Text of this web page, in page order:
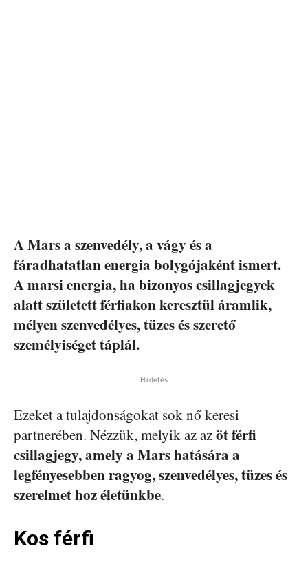
A Mars a szenvedély, a vágy és a
fáradhatatlan energia bolygójaként ismert.
A marsi energia, ha bizonyos csillagjegyek
alatt született férfiakon keresztül áramlik,
mélyen szenvedélyes, tüzes és szerető
személyiséget táplál.
Hirdetés
Ezeket a tulajdonságokat sok nő keresi
partnerében. Nézzük, melyik az azöt férfi
csillagjegy, amely a Mars hatására a
legfényesebben ragyog, szenvedélyes, tüzes és
szerelmet hoz életünkbe.
Kos férfi